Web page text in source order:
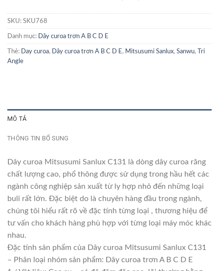
SKU: SKU768
Danh mục: Dây curoa trơn A B C D E
Thẻ: Day curoa, Dây curoa trơn A B C D E , Mitsusumi Sanlux, Sanwu,
Tri
Angle
MÔ TẢ
THÔNG TIN BỔ SUNG
Dây curoa Mitsusumi Sanlux C131 là dòng dây curoa răng
chất lượng cao, phổ thông được sử dụng trong hầu hết các
ngành công nghiệp sản xuất từ ly hợp nhỏ đến những loại
buli rất lớn. Đặc biệt do là chuyên hàng đầu trong ngành,
chúng tôi hiểu rất rõ về đặc tính từng loại , thương hiệu để
tư vấn cho khách hàng phù hợp với từng loại máy móc khác
nhau.
Đặc tính sản phẩm của Dây curoa Mitsusumi Sanlux C131
– Phân loại nhóm sản phẩm: Dây curoa trơn A B C D E